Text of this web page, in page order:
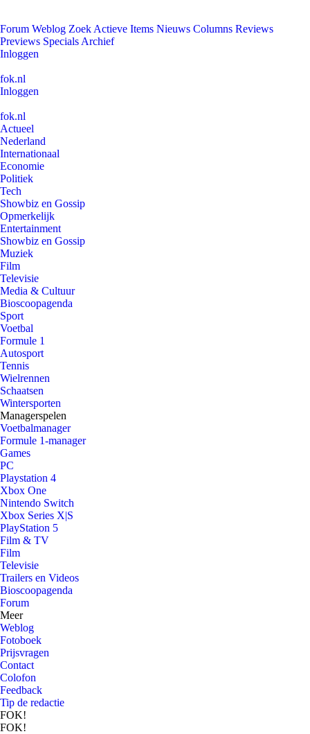
Forum Weblog Zoek Actieve Items Nieuws Columns Reviews
Previews Specials Archief
Inloggen
fok.nl
Inloggen
fok.nl
Actueel
Nederland
Internationaal
Economie
Politiek
Tech
Showbiz en Gossip
Opmerkelijk
Entertainment
Showbiz en Gossip
Muziek
Film
Televisie
Media & Cultuur
Bioscoopagenda
Sport
Voetbal
Formule 1
Autosport
Tennis
Wielrennen
Schaatsen
Wintersporten
Managerspelen
Voetbalmanager
Formule 1-manager
Games
PC
Playstation 4
Xbox One
Nintendo Switch
Xbox Series X|S
PlayStation 5
Film & TV
Film
Televisie
Trailers en Videos
Bioscoopagenda
Forum
Meer
Weblog
Fotoboek
Prijsvragen
Contact
Colofon
Feedback
Tip de redactie
FOK!
FOK!